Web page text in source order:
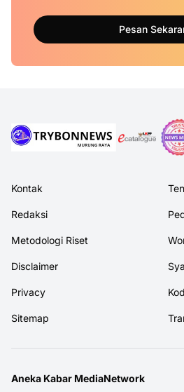
Pesan
Kontak
Redaksi
Metodologi Riset
Disclaimer
Privacy
Sitemap
Aneka Kabar MediaNetwork